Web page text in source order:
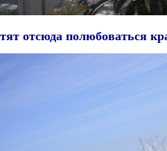
отсюда полюбоваться